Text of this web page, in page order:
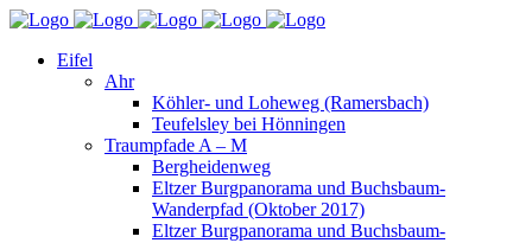
Eifel
Ahr
Köhler- und Loheweg (Ramersbach)
Teufelsley bei Hönningen
Traumpfade A – M
Bergheidenweg
Eltzer Burgpanorama und Buchsbaum-
Wanderpfad (Oktober 2017)
Eltzer Burgpanorama und Buchsbaum-